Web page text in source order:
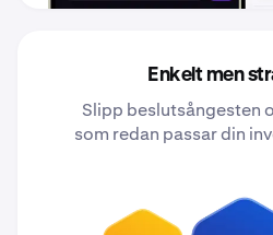
Enkelt men
Slipp beslutsångesten
som redan passar din